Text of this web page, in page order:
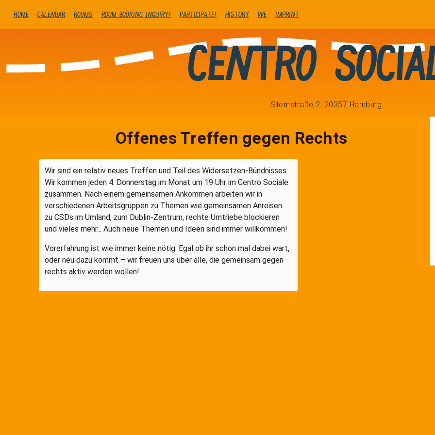
Home Calendar Rooms Room booking inquiry! Participate! history We Imprint
Centro
Sternstraße 2, 20357 Hamburg
Offenes Treffen gegen Rechts
Wir sind ein relativ neues Treffen und Teil des Widersetzen-Bündnisses.
Wir kommen jeden 4. Donnerstag im Monat um 19 Uhr im Centro Sociale
zusammen. Nach einem gemeinsamen Ankommen arbeiten wir in
verschiedenen Arbeitsgruppen zu Themen wie gemeinsamen Anreisen
zu CSDs im Umland, zum Dublin-Zentrum, rechte Umtriebe blockieren
und vieles mehr... Auch neue Themen und Ideen sind immer willkommen!
Vorerfahrung ist wie immer keine nötig. Egal ob ihr schon mal dabei wart,
oder neu dazu kommt – wir freuen uns über alle, die gemeinsam gegen
rechts aktiv werden wollen!